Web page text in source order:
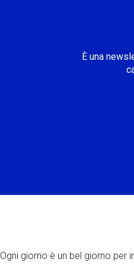
È una
Ogni giorno è un bel giorno per